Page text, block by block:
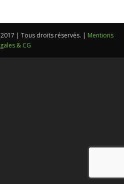
| Tous droits réservés. | Mentions
& CG